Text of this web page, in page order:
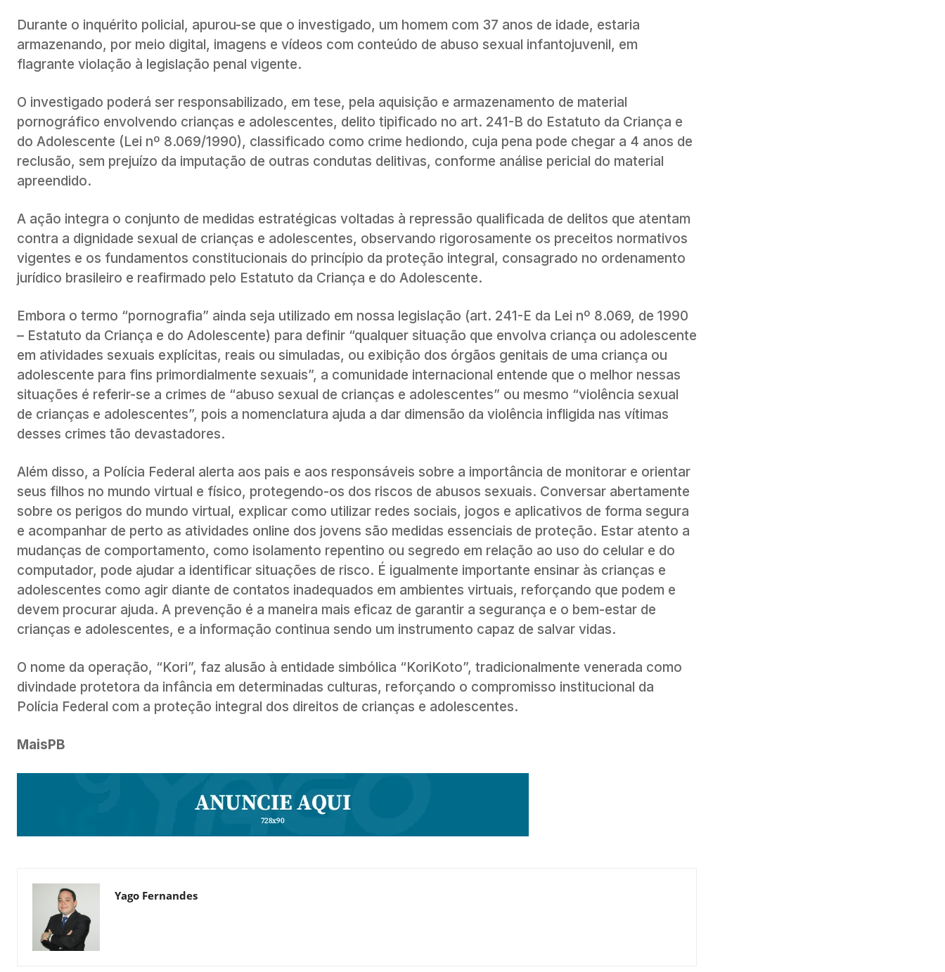
Durante o inquérito policial, apurou-se que o investigado, um homem com 37 anos de idade, estaria
armazenando, por meio digital, imagens e vídeos com conteúdo de abuso sexual infantojuvenil, em
flagrante violação à legislação penal vigente.
O investigado poderá ser responsabilizado, em tese, pela aquisição e armazenamento de material
pornográfico envolvendo crianças e adolescentes, delito tipificado no art. 241-B do Estatuto da Criança e
do Adolescente (Lei nº 8.069/1990), classificado como crime hediondo, cuja pena pode chegar a 4 anos de
reclusão, sem prejuízo da imputação de outras condutas delitivas, conforme análise pericial do material
apreendido.
A ação integra o conjunto de medidas estratégicas voltadas à repressão qualificada de delitos que atentam
contra a dignidade sexual de crianças e adolescentes, observando rigorosamente os preceitos normativos
vigentes e os fundamentos constitucionais do princípio da proteção integral, consagrado no ordenamento
jurídico brasileiro e reafirmado pelo Estatuto da Criança e do Adolescente.
Embora o termo “pornografia” ainda seja utilizado em nossa legislação (art. 241-E da Lei nº 8.069, de 1990
– Estatuto da Criança e do Adolescente) para definir “qualquer situação que envolva criança ou adolescente
em atividades sexuais explícitas, reais ou simuladas, ou exibição dos órgãos genitais de uma criança ou
adolescente para fins primordialmente sexuais”, a comunidade internacional entende que o melhor nessas
situações é referir-se a crimes de “abuso sexual de crianças e adolescentes” ou mesmo “violência sexual
de crianças e adolescentes”, pois a nomenclatura ajuda a dar dimensão da violência infligida nas vítimas
desses crimes tão devastadores.
Além disso, a Polícia Federal alerta aos pais e aos responsáveis sobre a importância de monitorar e orientar
seus filhos no mundo virtual e físico, protegendo-os dos riscos de abusos sexuais. Conversar abertamente
sobre os perigos do mundo virtual, explicar como utilizar redes sociais, jogos e aplicativos de forma segura
e acompanhar de perto as atividades online dos jovens são medidas essenciais de proteção. Estar atento a
mudanças de comportamento, como isolamento repentino ou segredo em relação ao uso do celular e do
computador, pode ajudar a identificar situações de risco. É igualmente importante ensinar às crianças e
adolescentes como agir diante de contatos inadequados em ambientes virtuais, reforçando que podem e
devem procurar ajuda. A prevenção é a maneira mais eficaz de garantir a segurança e o bem-estar de
crianças e adolescentes, e a informação continua sendo um instrumento capaz de salvar vidas.
O nome da operação, “Kori”, faz alusão à entidade simbólica “KoriKoto”, tradicionalmente venerada como
divindade protetora da infância em determinadas culturas, reforçando o compromisso institucional da
Polícia Federal com a proteção integral dos direitos de crianças e adolescentes.
MaisPB
Yago Fernandes